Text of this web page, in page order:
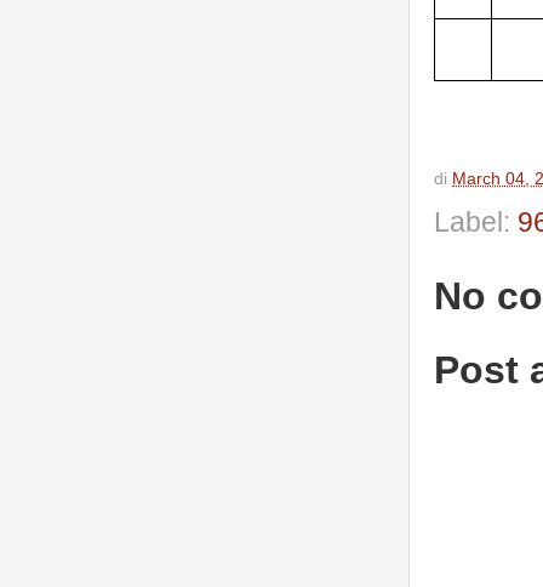
di March 04,
Label:
No
Post